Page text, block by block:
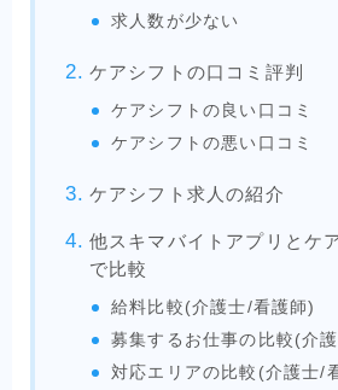
求人数が少ない
ケアシフトの口コミ評判
ケアシフトの良い口コミ
ケアシフトの悪い口コミ
ケアシフト求人の紹介
他スキマバイトアプリとケ
で比較
給料比較(介護士/看護師)
募集するお仕事の比較(介
対応エリアの比較(介護士/